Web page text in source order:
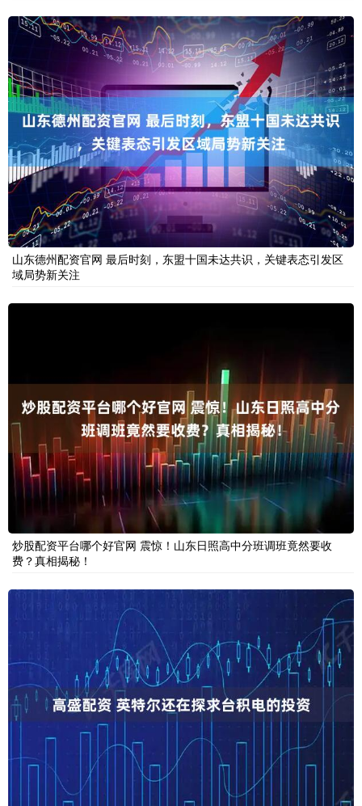
山东德州配资官网 最后时刻，东盟十国未达共识，关键表态引发区
域局势新关注
炒股配资平台哪个好官网 震惊！山东日照高中分班调班竟然要收
费？真相揭秘！